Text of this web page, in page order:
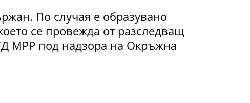
По случая е образувано
се провежда от разследващ
МРР под надзора на Окръжна